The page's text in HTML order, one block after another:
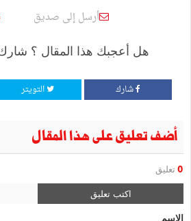
أرسل إلى صديق
هل أعجبك هذا المقال ؟
شارك التويتر
أضف تعليق على هذا المقال
0 تعليق
اكتب تعليق
الإسم